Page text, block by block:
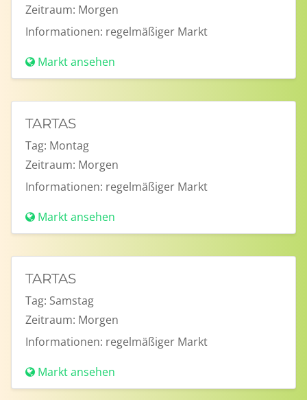
Zeitraum: Morgen
Informationen: regelmäßiger Markt
Markt ansehen
TARTAS
Tag: Montag
Zeitraum: Morgen
Informationen: regelmäßiger Markt
Markt ansehen
TARTAS
Tag: Samstag
Zeitraum: Morgen
Informationen: regelmäßiger Markt
Markt ansehen